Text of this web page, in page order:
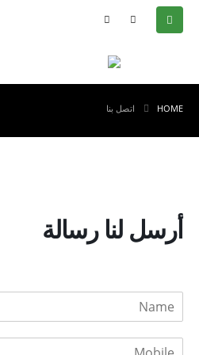
HOME اتصل بنا
أرسل لنا رسالة